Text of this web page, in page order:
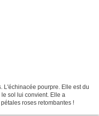
L'échinacée pourpre. Elle est du
sol lui convient. Elle a
roses retombantes !